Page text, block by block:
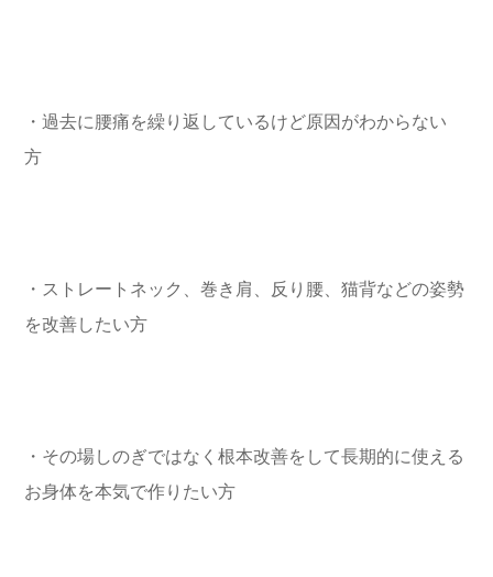
・過去に腰痛を繰り返しているけど原因がわからない
方
・ストレートネック、巻き肩、反り腰、猫背などの姿勢
を改善したい方
・その場しのぎではなく根本改善をして長期的に使える
お身体を本気で作りたい方